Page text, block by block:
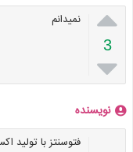

3

نمیدانم
نویسنده
فتوسنتز با